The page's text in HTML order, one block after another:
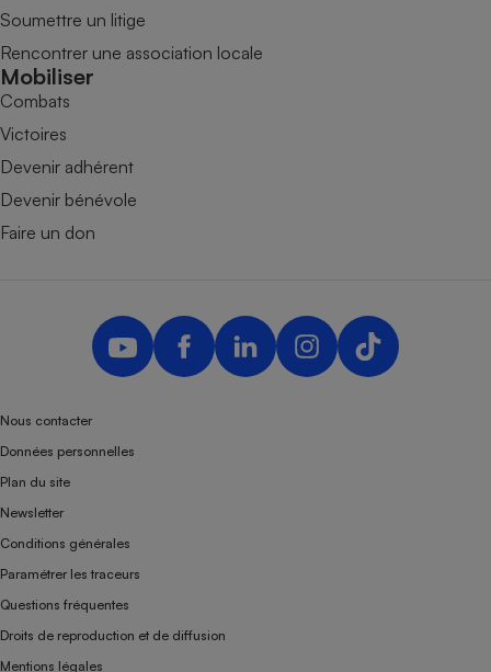
Soumettre un litige
Rencontrer une association locale
Mobiliser
Combats
Victoires
Devenir adhérent
Devenir bénévole
Faire un don
Nous contacter
Données personnelles
Plan du site
Newsletter
Conditions générales
Paramétrer les traceurs
Questions fréquentes
Droits de reproduction et de diffusion
Mentions légales